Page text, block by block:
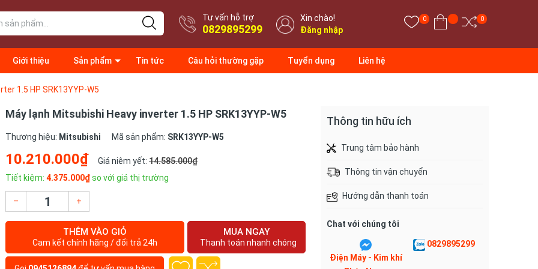
Tư vấn hỗ trợ
0829895299
Xin chào!
Đăng nhập
0 0
Giới thiệu Sản phẩm Tin tức Câu hỏi thường gặp Tuyển dụng Liên hệ
1.5 HP SRK13YYP-W5
Máy lạnh Mitsubishi Heavy inverter 1.5 HP SRK13YYP-W5
Thương hiệu: Mitsubishi Mã sản phẩm: SRK13YYP-W5
10.210.000₫ Giá niêm yết: 14.585.000₫
Tiết kiệm: 4.375.000₫so với giá thị trường
– +
THÊM VÀO GIỎ
Cam kết chính hãng / đổi trả 24h
MUA NGAY
Thanh toán nhanh chóng
Thông tin hữu ích
Trung tâm bảo hành
Thông tin vận chuyển
Hướng dẫn thanh toán
Chat với chúng tôi
Điện Máy - Kim khí
0829895299